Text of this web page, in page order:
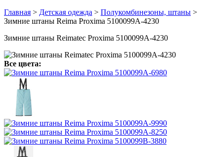
Главная > Детская одежда > Полукомбинезоны, штаны >
Зимние штаны Reima Proxima 5100099A-4230
Зимние штаны Reimatec Proxima 5100099A-4230
Все цвета: